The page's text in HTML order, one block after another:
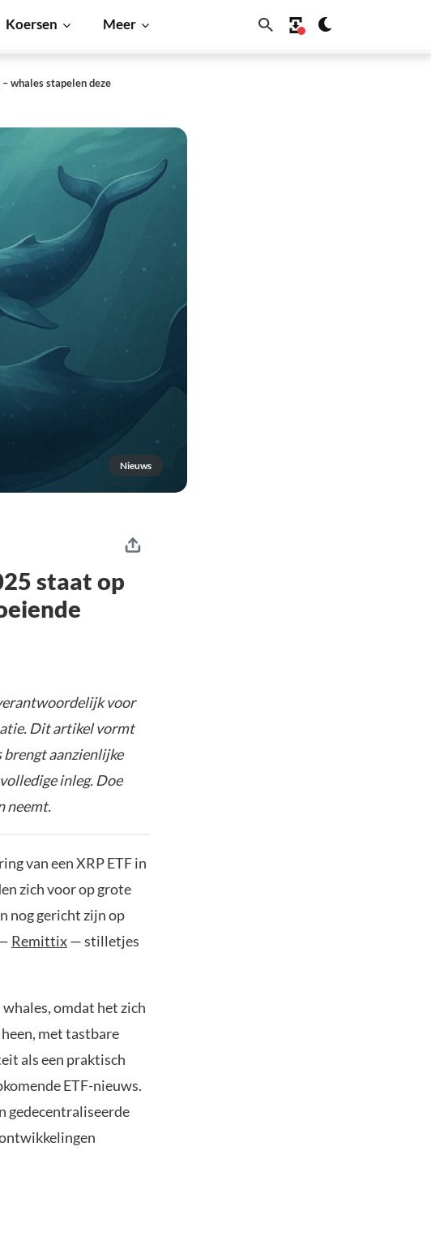
Koersen Meer
whales stapelen deze
Nieuws
staat op
voor
Dit artikel vormt
brengt aanzienlijke
inleg. Doe
neemt.
van een XRP ETF in
zich voor op grote
nog gericht zijn op
Remittix— stilletjes
omdat het zich
met tastbare
als een praktisch
ETF-nieuws.
gedecentraliseerde